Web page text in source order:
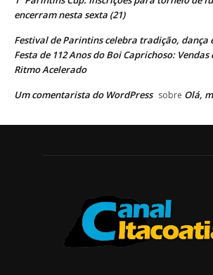
encerram nesta sexta (21)
Festival de Parintins celebra tradição, dança
Festa de 112 Anos do Boi Caprichoso: Vendas
Ritmo Acelerado
Um comentarista do WordPress sobre Olá,